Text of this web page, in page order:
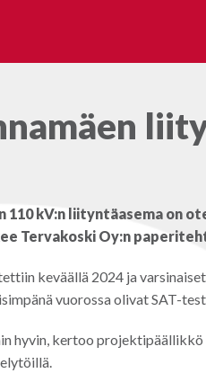
110 kV:n liityntäasema
Tervakoski Oy:n
keväällä 2024 ja
vuorossa olivat SAT-
hyvin, kertoo projektipäällikkö